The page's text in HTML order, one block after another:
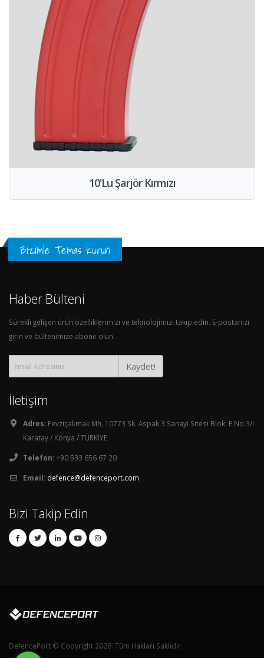
10'Lu Şarjör Kırmızı
Bizimle Temas Kurun
Haber Bülteni
Sürekli gelişen ürün özelliklerimizi ve teknolojimizi takip edin. E-postanızı
girin ve bültenimize abone olun.
Kaydet!
İletişim
Adres: Fevziçakmak Mh, 10773 Sk. Aspak 3 Sanayi Sitesi Blok: E No:3/I
Karatay / Konya / TÜRKİYE
Telefon:+90 533 656 67 20
Email: defence@defenceport.com
Bizi Takip Edin
DefencePort © Copyright 2026. Tüm Hakları Saklıdır.